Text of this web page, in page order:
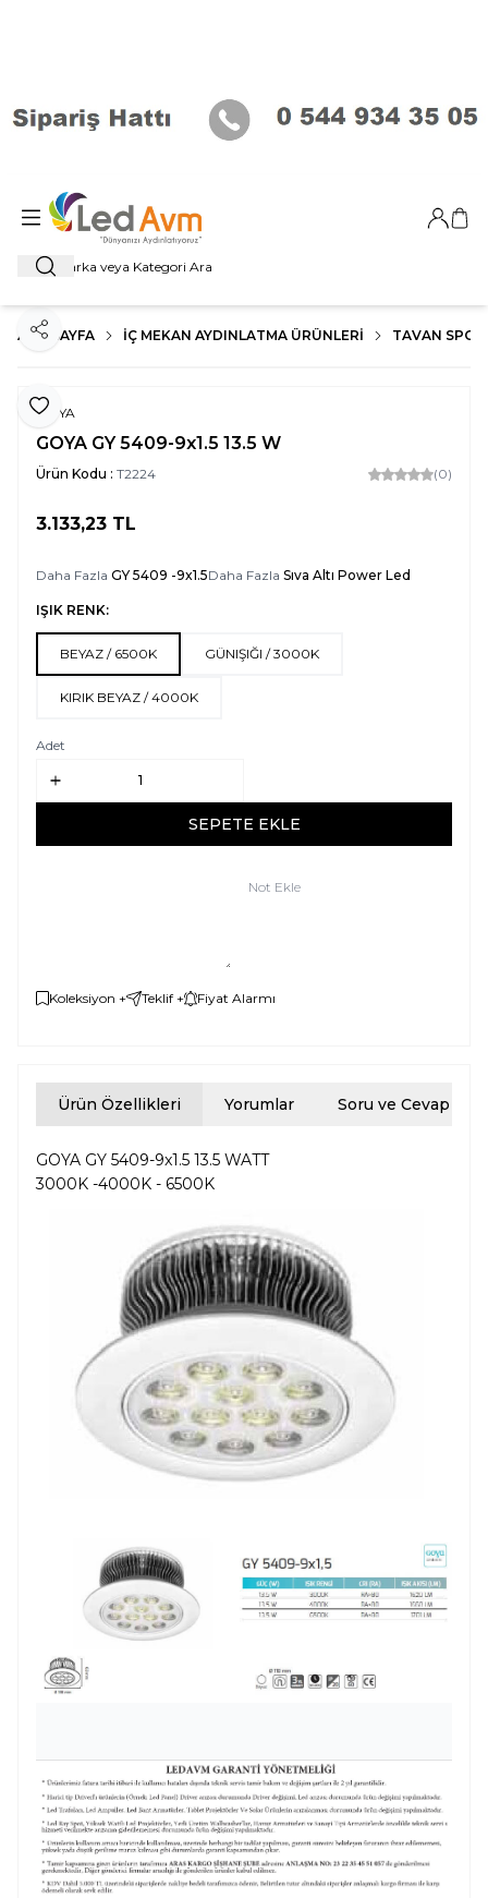
Ara
Giriş
ANA SAYFA İÇ MEKAN AYDINLATMA ÜRÜNLERI TAVAN SPOT
Favoriye Ekle
Paylaş
GOYA
GOYA GY 5409-9x1.5 13.5 W
Ürün Kodu : T2224 (0)
3.133,23 TL
Daha Fazla GY 5409 -9x1.5Daha Fazla Sıva Altı Power Led
IŞIK RENK:
BEYAZ / 6500K GÜNIŞIĞI / 3000K
KIRIK BEYAZ / 4000K
Adet
SEPETE EKLE
Not Ekle
Koleksiyon + Teklif + Fiyat Alarmı
Ürün Özellikleri Yorumlar Soru ve Cevap
GOYA GY 5409-9x1.5 13.5 WATT
3000K -4000K - 6500K